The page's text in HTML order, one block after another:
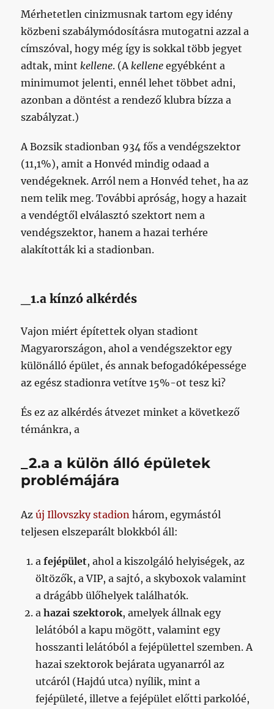
Mérhetetlen cinizmusnak tartom egy idény
közbeni szabálymódosításra mutogatni azzal a
címszóval, hogy még így is sokkal több jegyet
adtak, mint kellene. (A kellene egyébként a
minimumot jelenti, ennél lehet többet adni,
azonban a döntést a rendező klubra bízza a
szabályzat.)
A Bozsik stadionban 934 fős a vendégszektor
(11,1%), amit a Honvéd mindig odaad a
vendégeknek. Arról nem a Honvéd tehet, ha az
nem telik meg. További apróság, hogy a hazait
a vendégtől elválasztó szektort nem a
vendégszektor, hanem a hazai terhére
alakították ki a stadionban.
_1.a kínzó alkérdés
Vajon miért építettek olyan stadiont
Magyarországon, ahol a vendégszektor egy
különálló épület, és annak befogadóképessége
az egész stadionra vetítve 15%-ot tesz ki?
És ez az alkérdés átvezet minket a következő
témánkra, a
_2.a a külön álló épületek
problémájára
Azúj Illovszky stadion három, egymástól
teljesen elszeparált blokkból áll:
afejépület, ahol a kiszolgáló helyiségek, az
öltözők, a VIP, a sajtó, a skyboxok valamint
a drágább ülőhelyek találhatók.
ahazai szektorok, amelyek állnak egy
lelátóból a kapu mögött, valamint egy
hosszanti lelátóból a fejépülettel szemben. A
hazai szektorok bejárata ugyanarról az
utcáról (Hajdú utca) nyílik, mint a
fejépületé, illetve a fejépület előtti parkolóé,